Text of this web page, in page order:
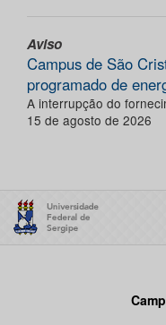
Aviso
Campus de São
programado de
A interrupção do
15 de agosto de 2026